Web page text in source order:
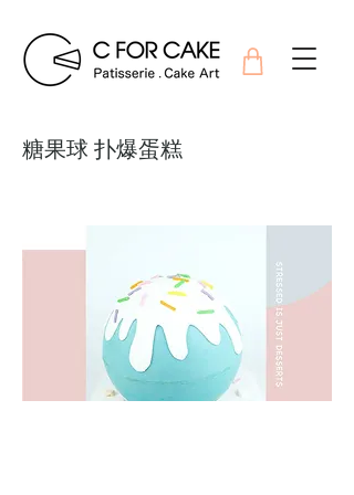
糖果球 扑爆蛋糕